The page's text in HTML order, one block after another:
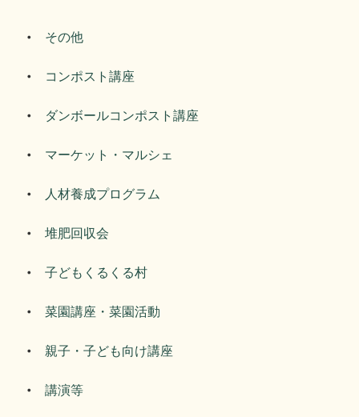
その他
コンポスト講座
ダンボールコンポスト講座
マーケット・マルシェ
人材養成プログラム
堆肥回収会
子どもくるくる村
菜園講座・菜園活動
親子・子ども向け講座
講演等